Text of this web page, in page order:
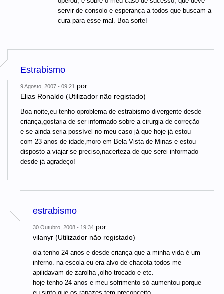
servir de consolo e esperança a todos que buscam a
cura para esse mal. Boa sorte!
Estrabismo
9 Agosto, 2007 - 09:21
por
Elias Ronaldo (Utilizador não registado)
Boa noite,eu tenho oproblema de estrabismo divergente desde
criança,gostaria de ser informado sobre a cirurgia de correção
e se ainda seria possível no meu caso já que hoje já estou
com 23 anos de idade,moro em Bela Vista de Minas e estou
disposto a viajar se preciso,nacerteza de que serei informado
desde já agradeço!
estrabismo
30 Outubro, 2008 - 19:34 por
vilanyr (Utilizador não registado)
ola tenho 24 anos e desde criança que a minha vida è um
inferno. na escola eu era alvo de chacota todos me
apilidavam de zarolha ,olho trocado e etc.
hoje tenho 24 anos e meu sofrimento sò aumentou porque